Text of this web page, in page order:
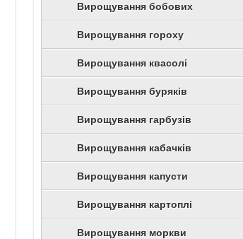
Вирощування бобових
Вирощування гороху
Вирощування квасолі
Вирощування буряків
Вирощування гарбузів
Вирощування кабачків
Вирощування капусти
Вирощування картоплі
Вирощування моркви